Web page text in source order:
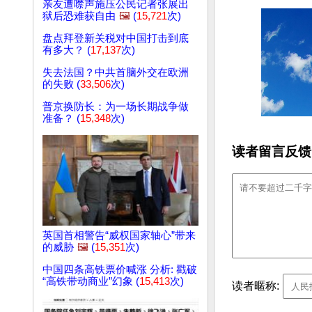
亲友遭噤声施压公民记者张展出
狱后恐难获自由 🖼️ (15,721次)
盘点拜登新关税对中国打击到底
有多大？ (17,137次)
失去法国？中共首脑外交在欧洲
的失败 (33,506次)
普京换防长：为一场长期战争做
准备？ (15,348次)
英国首相警告“威权国家轴心”带来
的威胁 🖼️ (15,351次)
中国四条高铁票价喊涨 分析: 戳破
“高铁带动商业”幻象 (15,413次)
读者留言反
读者暱称: